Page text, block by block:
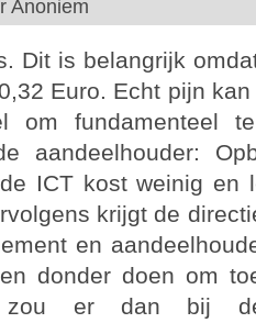
Anoniem
Dit is belangrijk
Euro. Echt pijn
om fundamenteel
aandeelhouder:
ICT kost weinig
krijgt de
en
donder doen om
zou er dan bij de